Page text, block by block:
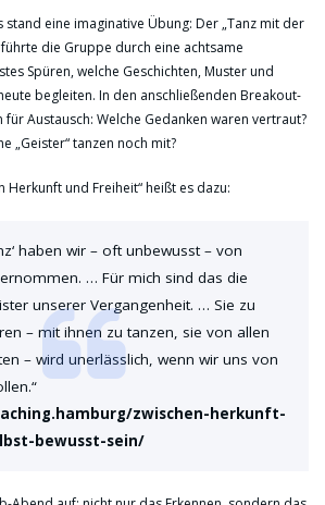
eine imaginative Übung: Der „Tanz mit der
die Gruppe durch eine achtsame
Spüren, welche Geschichten, Muster und
begleiten. In den anschließenden Breakout-
für Austausch: Welche Gedanken waren vertraut?
„Geister“ tanzen noch mit?
Herkunft und Freiheit“ heißt es dazu:
haben wir – oft unbewusst – von
… Für mich sind das die
unserer Vergangenheit. … Sie zu
– mit ihnen zu tanzen, sie von allen
– wird unerlässlich, wenn wir uns von
zwischen-herkunft-
bewusst-sein/